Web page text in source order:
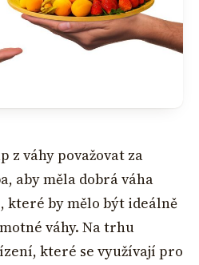
z váhy považovat za
aby měla dobrá váha
které by mělo být ideálně
váhy. Na trhu
které se využívají pro